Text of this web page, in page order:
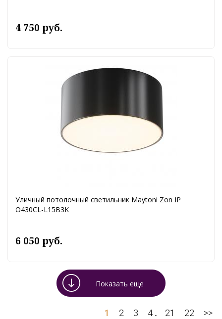
4 750 руб.
Уличный потолочный светильник Maytoni Zon IP
O430CL-L15B3K
6 050 руб.
Показать еще
1 2 3 4 .. 21 22 >>